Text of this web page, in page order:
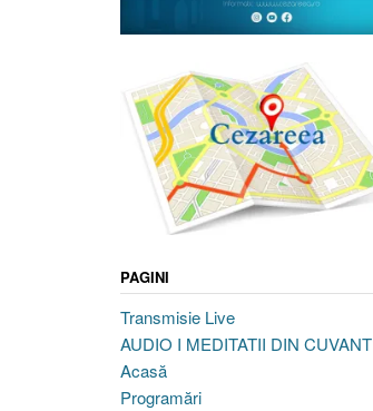
PAGINI
Transmisie Live
AUDIO I MEDITATII DIN CUVANT
Acasă
Programări